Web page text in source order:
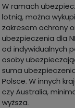
W ramach
lotnią, można
zakresem ochrony
ubezpieczenia dla
od indywidualnych
osoby
suma
Polsce. W innych
czy Australia,
wyższa.